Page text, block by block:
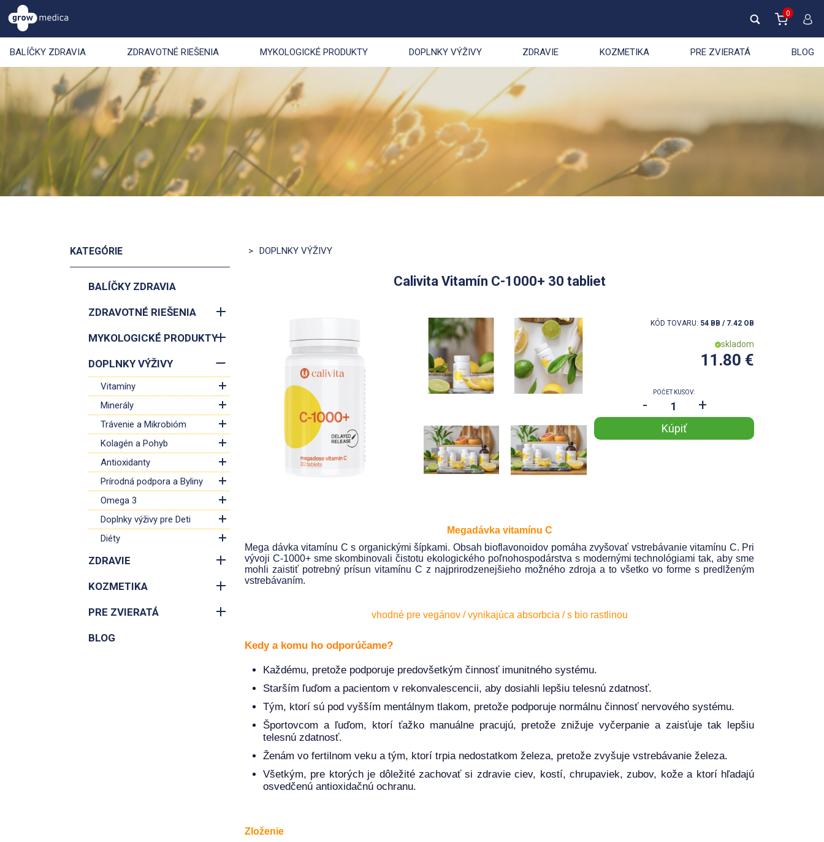
0
BALÍČKY ZDRAVIA ZDRAVOTNÉ RIEŠENIA MYKOLOGICKÉ PRODUKTY DOPLNKY VÝŽIVY ZDRAVIE KOZMETIKA PRE ZVIERATÁ BLOG
KATEGÓRIE
BALÍČKY ZDRAVIA
ZDRAVOTNÉ RIEŠENIA
MYKOLOGICKÉ PRODUKTY
DOPLNKY VÝŽIVY
Vitamíny
Minerály
Trávenie a Mikrobióm
Kolagén a Pohyb
Antioxidanty
Prírodná podpora a Byliny
Omega 3
Doplnky výživy pre Deti
Diéty
ZDRAVIE
KOZMETIKA
PRE ZVIERATÁ
BLOG
> DOPLNKY VÝŽIVY
Calivita Vitamín C-1000+ 30 tabliet
KÓD TOVARU: 54 BB / 7.42 OB
skladom
11.80 €
POČET KUSOV:
- +
Megadávka vitamínu C
Mega dávka vitamínu C s organickými šípkami. Obsah bioflavonoidov pomáha zvyšovať vstrebávanie vitamínu C. Pri
vývoji C-1000+ sme skombinovali čistotu ekologického poľnohospodárstva s modernými technológiami tak, aby sme
mohli zaistiť potrebný prísun vitamínu C z najprirodzenejšieho možného zdroja a to všetko vo forme s predlženým
vstrebávaním.
vhodné pre vegánov / vynikajúca absorbcia / s bio rastlinou
Kedy a komu ho odporúčame?
Každému, pretože podporuje predovšetkým činnosť imunitného systému.
Starším ľuďom a pacientom v rekonvalescencii, aby dosiahli lepšiu telesnú zdatnosť.
Tým, ktorí sú pod vyšším mentálnym tlakom, pretože podporuje normálnu činnosť nervového systému.
Športovcom a ľuďom, ktorí ťažko manuálne pracujú, pretože znižuje vyčerpanie a zaisťuje tak lepšiu
telesnú zdatnosť.
Ženám vo fertilnom veku a tým, ktorí trpia nedostatkom železa, pretože zvyšuje vstrebávanie železa.
Všetkým, pre ktorých je dôležité zachovať si zdravie ciev, kostí, chrupaviek, zubov, kože a ktorí hľadajú
osvedčenú antioxidačnú ochranu.
Zloženie